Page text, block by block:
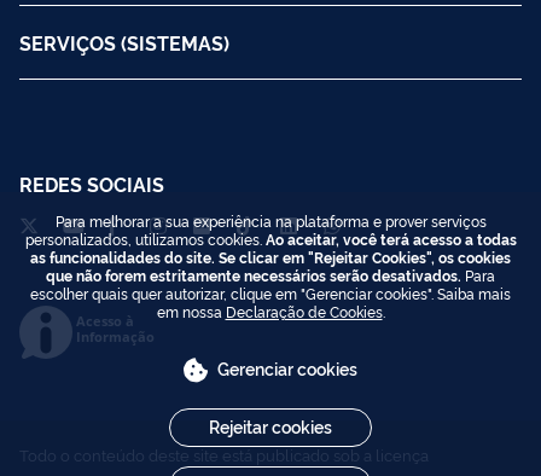
SERVIÇOS (SISTEMAS)
REDES SOCIAIS
Acesso à
Informação
Todo o conteúdo deste site está publicado sob a licença
Para melhorar a sua experiência na plataforma e prover serviços
personalizados, utilizamos cookies. Ao aceitar, você terá acesso a todas
as funcionalidades do site. Se clicar em "Rejeitar Cookies", os cookies
que não forem estritamente necessários serão desativados. Para
escolher quais quer autorizar, clique em "Gerenciar cookies". Saiba mais
em nossa Declaração de Cookies.
Gerenciar cookies
Rejeitar cookies